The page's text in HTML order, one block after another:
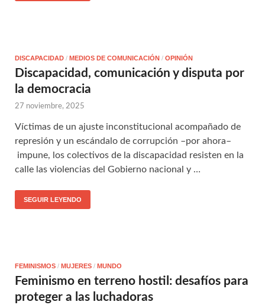
DISCAPACIDAD / MEDIOS DE COMUNICACIÓN / OPINIÓN
Discapacidad, comunicación y disputa por
la democracia
27 noviembre, 2025
Víctimas de un ajuste inconstitucional acompañado de
represión y un escándalo de corrupción –por ahora–
impune, los colectivos de la discapacidad resisten en la
calle las violencias del Gobierno nacional y …
SEGUIR LEYENDO
FEMINISMOS / MUJERES / MUNDO
Feminismo en terreno hostil: desafíos para
proteger a las luchadoras